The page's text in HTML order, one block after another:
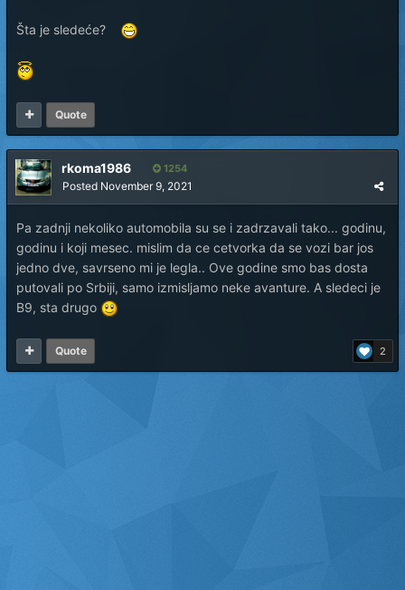
Šta je sledeće?
Quote
rkoma1986 1254
Posted November 9, 2021
Pa zadnji nekoliko automobila su se i zadrzavali tako... godinu,
godinu i koji mesec. mislim da ce cetvorka da se vozi bar jos
jedno dve, savrseno mi je legla.. Ove godine smo bas dosta
putovali po Srbiji, samo izmisljamo neke avanture. A sledeci je
B9, sta drugo
2
Quote